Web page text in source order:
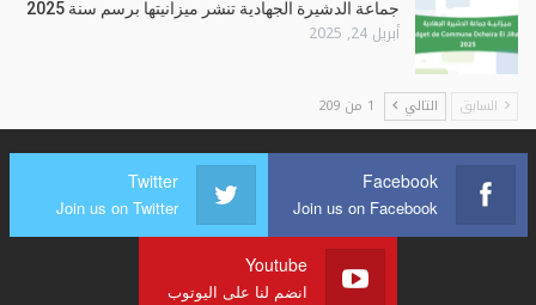
جماعة الدشيرة الجهادية تنشر ميزانيتها برسم سنة 2025
أبريل 24, 2025
السابق التالي 1 من 209
Facebook
Join us on Facebook
Twitter
Join us on Twitter
Youtube
انضم لنا على اليوتوب